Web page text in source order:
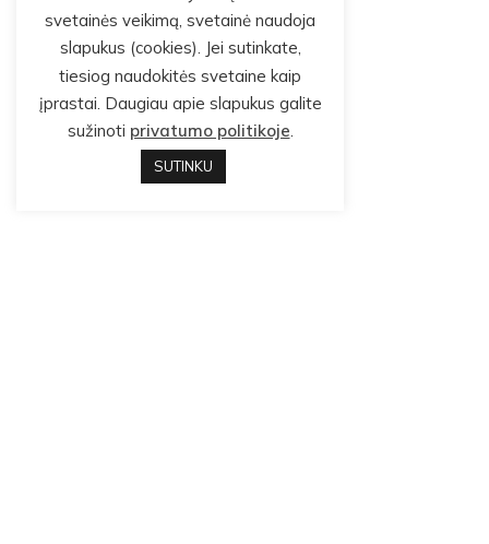
svetainės veikimą, svetainė naudoja
slapukus (cookies). Jei sutinkate,
tiesiog naudokitės svetaine kaip
įprastai. Daugiau apie slapukus galite
sužinoti privatumo politikoje.
SUTINKU